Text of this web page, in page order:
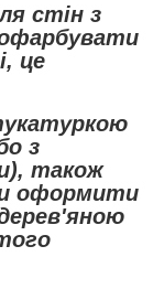
стін з
це
з
також
оформити